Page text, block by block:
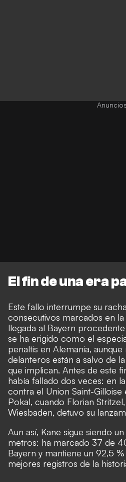
El fin de una era
Este fallo interrumpe su
consecutivos marcados en la
llegada al Bayern
se ha erigido como el
penaltis en Alemania,
delanteros están a salvo de
que implican. Antes de este
había fallado dos veces: en
contra el Union Saint-
Pokal, cuando Florian
Wiesbaden, detuvo su
Aun así, Kane sigue siendo
metros: ha marcado 37 de
Bayern y mantiene un 92,5
mejores registros de la